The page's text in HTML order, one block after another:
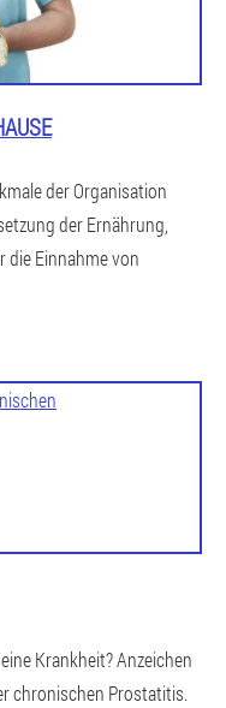
der Organisation
der Ernährung,
die Einnahme von
Krankheit? Anzeichen
chronischen Prostatitis.